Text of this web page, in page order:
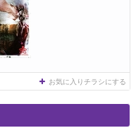
お気に入りチラシにする